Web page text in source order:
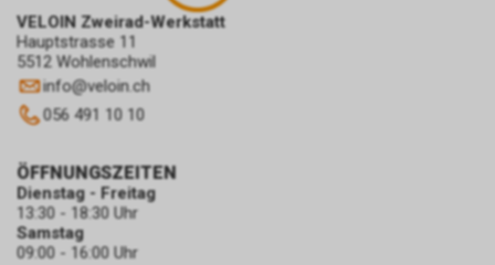
VELOIN Zweirad-Werkstatt
Hauptstrasse 11
5512 Wohlenschwil
info@veloin.ch
056 491 10 10
ÖFFNUNGSZEITEN
Dienstag - Freitag
13:30 - 18:30 Uhr
Samstag
09:00 - 16:00 Uhr